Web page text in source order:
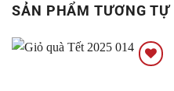
SẢN PHẨM TƯƠNG TỰ